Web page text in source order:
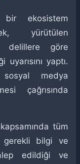
bir ekosistem
yürütülen
delillere göre
yaptı.
medya
çağrısında
tüm
gerekli bilgi ve
edildiği ve